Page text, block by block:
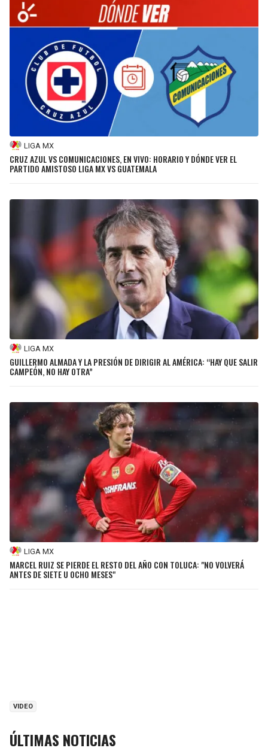
LIGA MX
CRUZ AZUL VS COMUNICACIONES, EN VIVO: HORARIO Y DÓNDE VER EL
PARTIDO AMISTOSO LIGA MX VS GUATEMALA
LIGA MX
GUILLERMO ALMADA Y LA PRESIÓN DE DIRIGIR AL AMÉRICA: “HAY QUE SALIR
CAMPEÓN, NO HAY OTRA”
LIGA MX
MARCEL RUIZ SE PIERDE EL RESTO DEL AÑO CON TOLUCA: "NO VOLVERÁ
ANTES DE SIETE U OCHO MESES"
VIDEO
ÚLTIMAS NOTICIAS